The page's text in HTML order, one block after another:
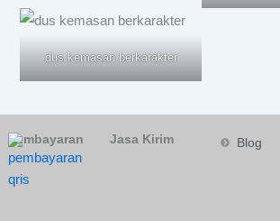
dus kemasan berkarakter
Pembayaran Jasa Kirim Blog